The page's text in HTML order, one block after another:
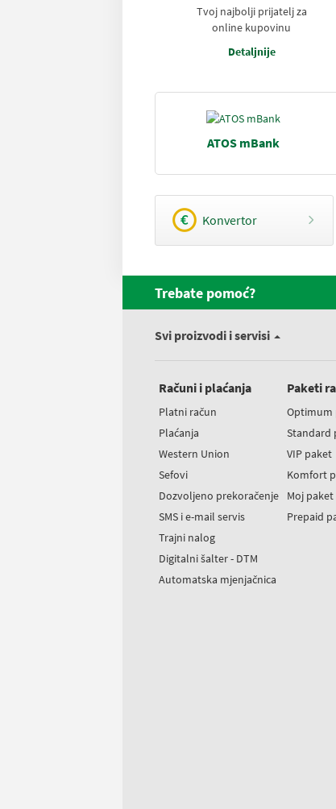
Tvoj najbolji prijatelj za
online kupovinu
Detaljnije
ATOS mBank
Konvertor
Trebate pomoć?
Svi proizvodi i servisi
Računi i plaćanja
Platni račun
Plaćanja
Western Union
Sefovi
Dozvoljeno prekoračenje
SMS i e-mail servis
Trajni nalog
Digitalni šalter - DTM
Automatska mjenjačnica
Paketi
Optimum
Standard
VIP paket
Komfort
Moj paket
Prepaid